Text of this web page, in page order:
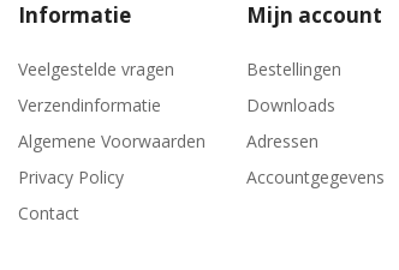
Informatie
Veelgestelde vragen
Verzendinformatie
Algemene Voorwaarden
Privacy Policy
Contact
Mijn account
Bestellingen
Downloads
Adressen
Accountgegevens